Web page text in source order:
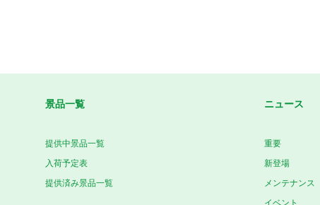
景品一覧
提供中景品一覧
入荷予定表
提供済み景品一覧
ニュース
重要
新登場
メンテナンス
イベント